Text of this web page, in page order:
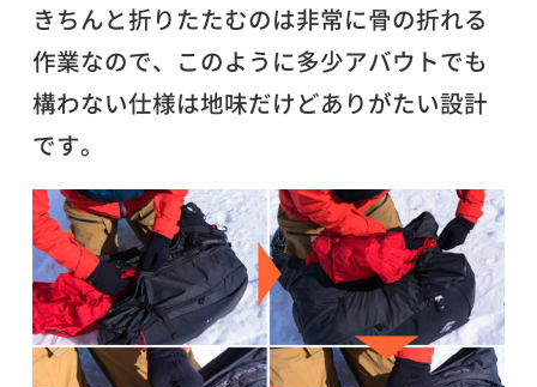
きちんと折りたたむのは非常に骨の折れる
作業なので、このように多少アバウトでも
構わない仕様は地味だけどありがたい設計
です。